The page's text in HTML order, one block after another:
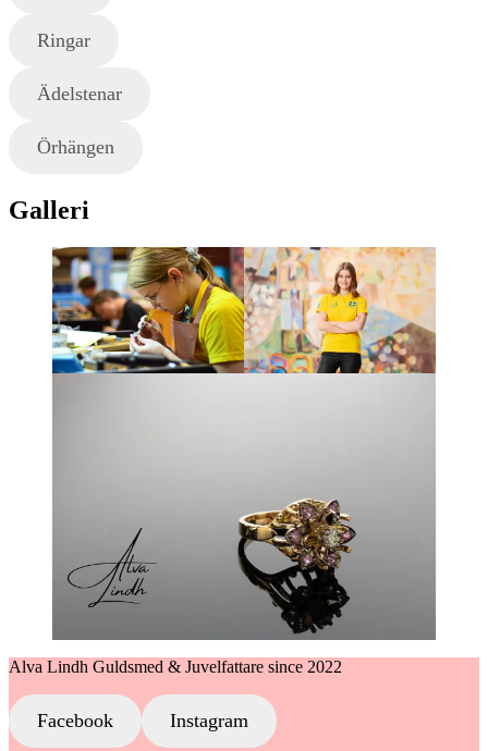
Ringar
Ädelstenar
Örhängen
Galleri
Alva Lindh Guldsmed & Juvelfattare since 2022
Facebook Instagram